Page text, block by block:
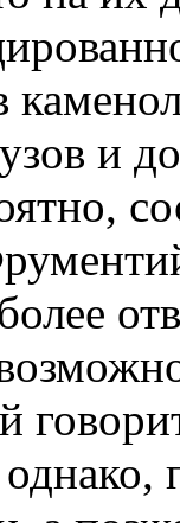
и